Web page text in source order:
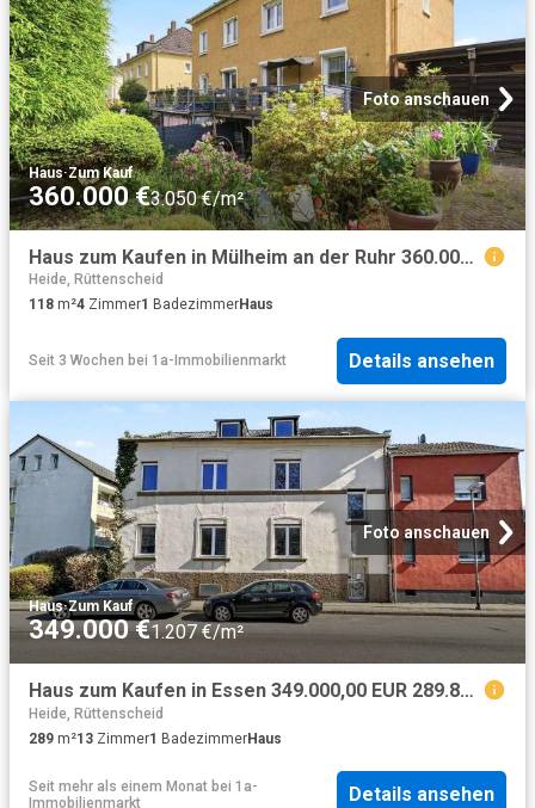
Foto anschauen
Haus·Zum Kauf
360.000 €3.050 €/m²
Haus zum Kaufen in Mülheim an der Ruhr 360.000,00 EUR 118.8 m²
Heide, Rüttenscheid
118 m²4 Zimmer1 BadezimmerHaus
Seit 3 Wochen bei 1a-Immobilienmarkt Details ansehen
Foto anschauen
Haus·Zum Kauf
349.000 €1.207 €/m²
Haus zum Kaufen in Essen 349.000,00 EUR 289.84 m²
Heide, Rüttenscheid
289 m²13 Zimmer1 BadezimmerHaus
Seit mehr als einem Monat bei 1a-
Immobilienmarkt
Details ansehen